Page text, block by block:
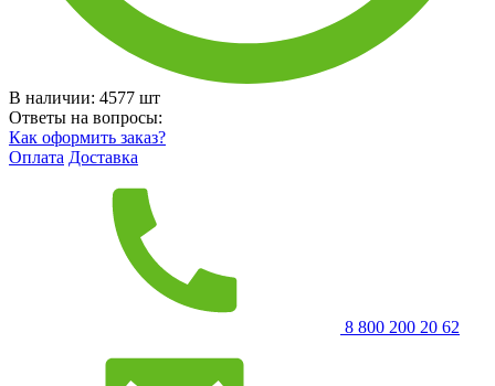
В наличии: 4577 шт
Ответы на вопросы:
Как оформить заказ?
Оплата Доставка
8 800 200 20 62